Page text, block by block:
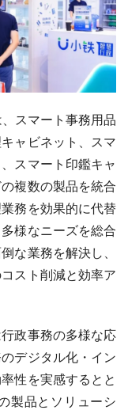
スマート事務用品
ャビネット、スマ
スマート印鑑キャ
複数の製品を統合
務を効果的に代替
様なニーズを総合
な業務を解決し、
スト削減と効率ア
政事務の多様な応
デジタル化・イン
性を実感するとと
製品とソリューシ